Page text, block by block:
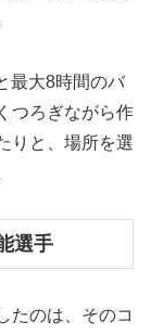
最大8時間のバ
つろぎながら作
りと、場所を選
選手
たのは、そのコ